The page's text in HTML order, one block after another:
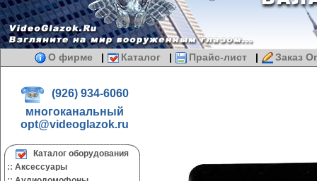
О фирме | Каталог | Прайс-лист | Заказ
(926) 934-6060
многоканальный
opt@videoglazok.ru
Каталог оборудования
:: Аксессуары